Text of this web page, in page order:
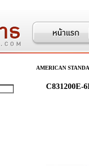
AMERICAN